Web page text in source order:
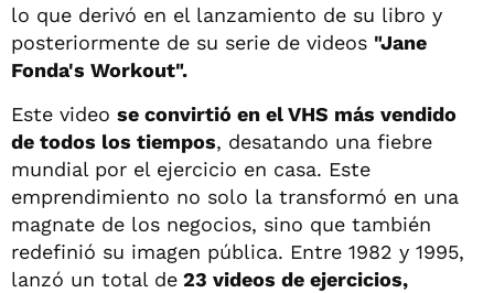
lo que derivó en el lanzamiento de su libro y
posteriormente de su serie de videos "Jane
Fonda's Workout".
Este video se convirtió en el VHS más vendido
de todos los tiempos, desatando una fiebre
mundial por el ejercicio en casa. Este
emprendimiento no solo la transformó en una
magnate de los negocios, sino que también
redefinió su imagen pública. Entre 1982 y 1995,
lanzó un total de 23 videos de ejercicios,